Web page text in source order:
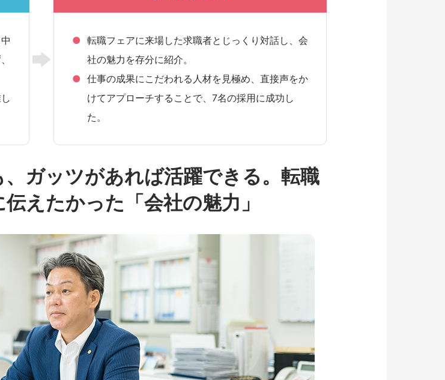
転職フェアに来場した求職者とじっくり対話し、会
社の魅力を存分に紹介。
仕事の成果にこだわれる人材を見極め、直接声をか
けてアプローチすることで、7名の採用に成功し
た。
ガッツがあれば活躍できる。転職
えたかった「会社の魅力」